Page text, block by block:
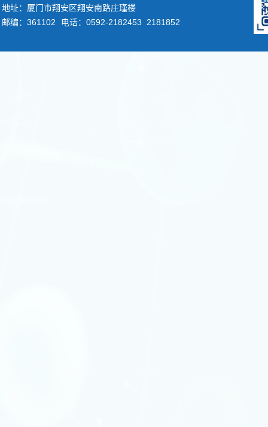
地址：厦门市翔安区翔安南路庄瑾楼
邮编：361102
电话：0592-2182453 2181852